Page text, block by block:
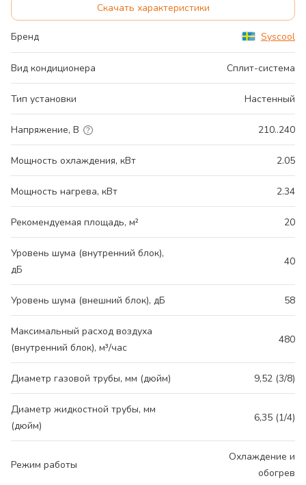
Скачать характеристики
Бренд Syscool
Вид кондиционера Сплит-система
Тип установки Настенный
Напряжение, В 210..240
Мощность охлаждения, кВт 2.05
Мощность нагрева, кВт 2.34
Рекомендуемая площадь, м² 20
Уровень шума (внутренний блок),
дБ
40
Уровень шума (внешний блок), дБ 58
Максимальный расход воздуха
(внутренний блок), м³/час
480
Диаметр газовой трубы, мм (дюйм) 9,52 (3/8)
Диаметр жидкостной трубы, мм
(дюйм)
6,35 (1/4)
Режим работы
Охлаждение и
обогрев